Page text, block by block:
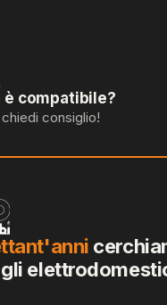
è compatibile?
consiglio!